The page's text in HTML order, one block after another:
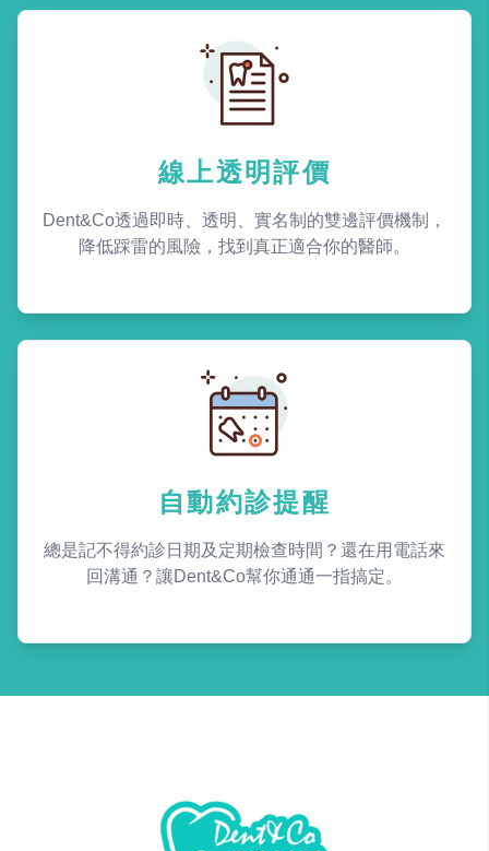
線上透明評價
Dent&Co透過即時、透明、實名制的雙邊評價機制，
降低踩雷的風險，找到真正適合你的醫師。
自動約診提醒
總是記不得約診日期及定期檢查時間？還在用電話來
回溝通？讓Dent&Co幫你通通一指搞定。